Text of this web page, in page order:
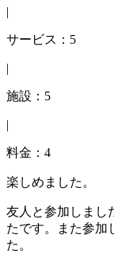
|
サービス：5
|
施設：5
|
料金：4
楽しめました。
友人と参加しまし
たです。また参加
た。